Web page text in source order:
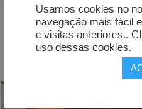
Usamos cookies no
navegação mais fácil
e visitas anteriores..
uso dessas cookies.